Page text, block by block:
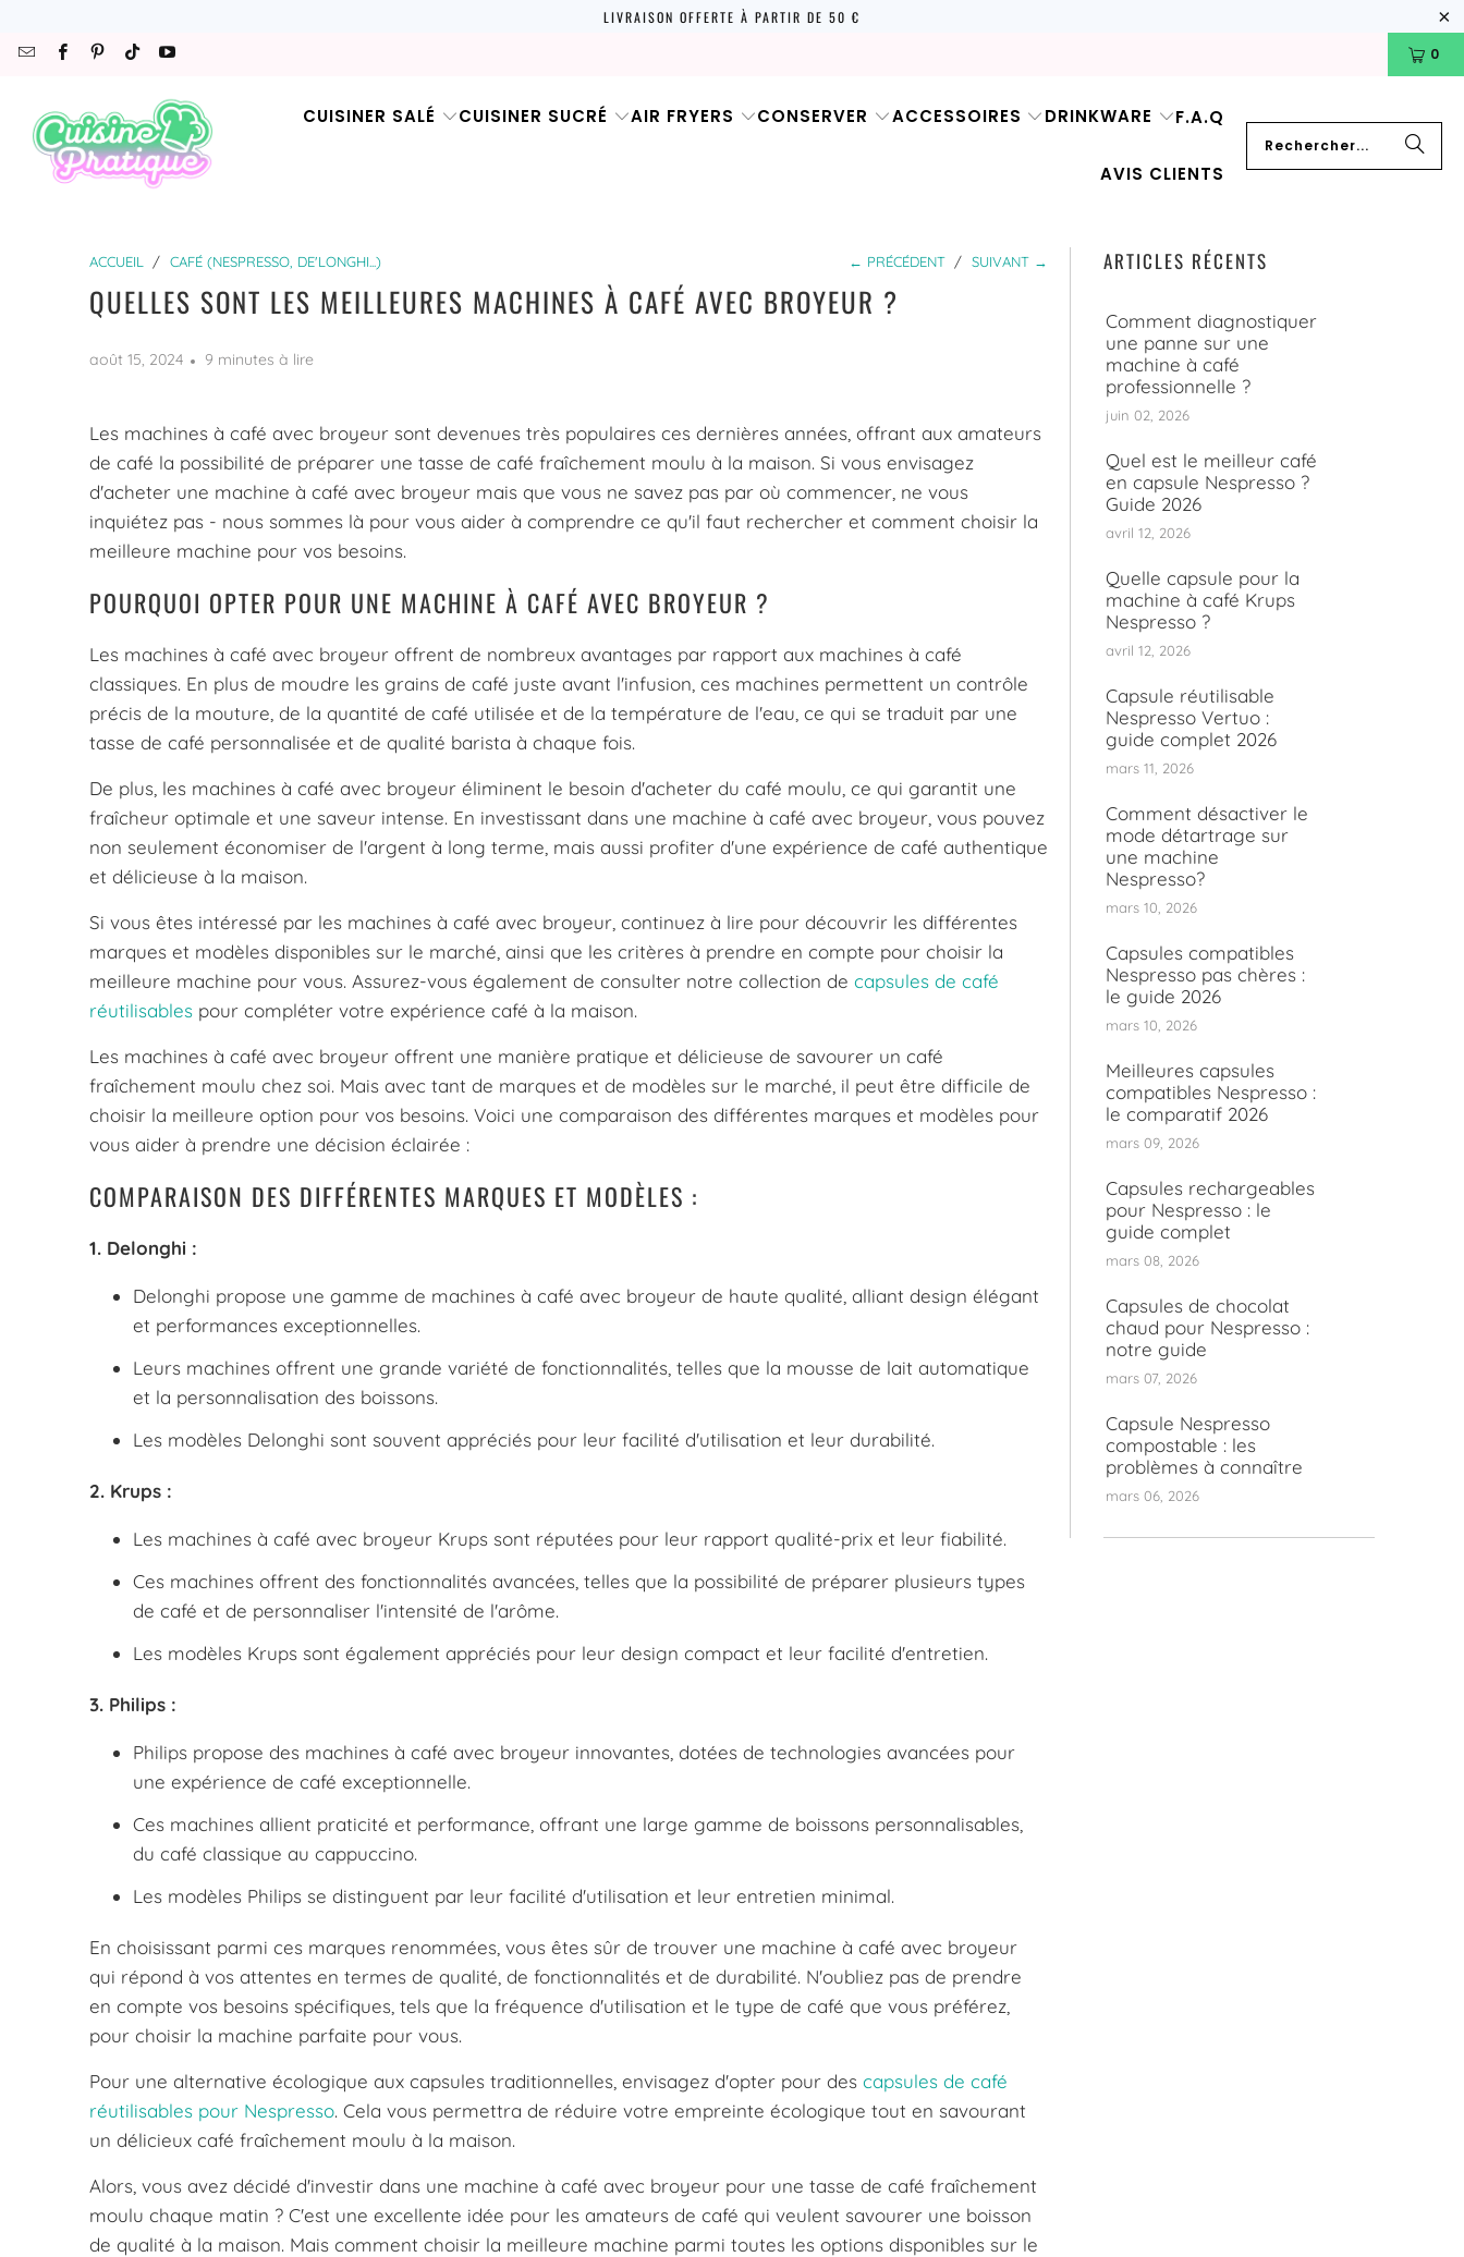
LIVRAISON OFFERTE À PARTIR DE 50 €
0
CUISINER SALÉ CUISINER SUCRÉ AIR FRYERS CONSERVER ACCESSOIRES DRINKWARE F.A.Q
AVIS CLIENTS
ACCUEIL / CAFÉ (NESPRESSO, DE'LONGHI...) ← PRÉCÉDENT / SUIVANT →
QUELLES SONT LES MEILLEURES MACHINES À CAFÉ AVEC BROYEUR ?
août 15, 2024 9 minutes à lire
Les machines à café avec broyeur sont devenues très populaires ces dernières années, offrant aux amateurs
de café la possibilité de préparer une tasse de café fraîchement moulu à la maison. Si vous envisagez
d'acheter une machine à café avec broyeur mais que vous ne savez pas par où commencer, ne vous
inquiétez pas - nous sommes là pour vous aider à comprendre ce qu'il faut rechercher et comment choisir la
meilleure machine pour vos besoins.
POURQUOI OPTER POUR UNE MACHINE À CAFÉ AVEC BROYEUR ?
Les machines à café avec broyeur offrent de nombreux avantages par rapport aux machines à café
classiques. En plus de moudre les grains de café juste avant l'infusion, ces machines permettent un contrôle
précis de la mouture, de la quantité de café utilisée et de la température de l'eau, ce qui se traduit par une
tasse de café personnalisée et de qualité barista à chaque fois.
De plus, les machines à café avec broyeur éliminent le besoin d'acheter du café moulu, ce qui garantit une
fraîcheur optimale et une saveur intense. En investissant dans une machine à café avec broyeur, vous pouvez
non seulement économiser de l'argent à long terme, mais aussi profiter d'une expérience de café authentique
et délicieuse à la maison.
Si vous êtes intéressé par les machines à café avec broyeur, continuez à lire pour découvrir les différentes
marques et modèles disponibles sur le marché, ainsi que les critères à prendre en compte pour choisir la
meilleure machine pour vous. Assurez-vous également de consulter notre collection de capsules de café
réutilisables pour compléter votre expérience café à la maison.
Les machines à café avec broyeur offrent une manière pratique et délicieuse de savourer un café
fraîchement moulu chez soi. Mais avec tant de marques et de modèles sur le marché, il peut être difficile de
choisir la meilleure option pour vos besoins. Voici une comparaison des différentes marques et modèles pour
vous aider à prendre une décision éclairée :
COMPARAISON DES DIFFÉRENTES MARQUES ET MODÈLES :
1. Delonghi :
Delonghi propose une gamme de machines à café avec broyeur de haute qualité, alliant design élégant
et performances exceptionnelles.
Leurs machines offrent une grande variété de fonctionnalités, telles que la mousse de lait automatique
et la personnalisation des boissons.
Les modèles Delonghi sont souvent appréciés pour leur facilité d'utilisation et leur durabilité.
2. Krups :
Les machines à café avec broyeur Krups sont réputées pour leur rapport qualité-prix et leur fiabilité.
Ces machines offrent des fonctionnalités avancées, telles que la possibilité de préparer plusieurs types
de café et de personnaliser l'intensité de l'arôme.
Les modèles Krups sont également appréciés pour leur design compact et leur facilité d'entretien.
3. Philips :
Philips propose des machines à café avec broyeur innovantes, dotées de technologies avancées pour
une expérience de café exceptionnelle.
Ces machines allient praticité et performance, offrant une large gamme de boissons personnalisables,
du café classique au cappuccino.
Les modèles Philips se distinguent par leur facilité d'utilisation et leur entretien minimal.
En choisissant parmi ces marques renommées, vous êtes sûr de trouver une machine à café avec broyeur
qui répond à vos attentes en termes de qualité, de fonctionnalités et de durabilité. N'oubliez pas de prendre
en compte vos besoins spécifiques, tels que la fréquence d'utilisation et le type de café que vous préférez,
pour choisir la machine parfaite pour vous.
Pour une alternative écologique aux capsules traditionnelles, envisagez d'opter pour des capsules de café
réutilisables pour Nespresso. Cela vous permettra de réduire votre empreinte écologique tout en savourant
un délicieux café fraîchement moulu à la maison.
Alors, vous avez décidé d'investir dans une machine à café avec broyeur pour une tasse de café fraîchement
moulu chaque matin ? C'est une excellente idée pour les amateurs de café qui veulent savourer une boisson
de qualité à la maison. Mais comment choisir la meilleure machine parmi toutes les options disponibles sur le
ARTICLES RÉCENTS
Comment diagnostiquer
une panne sur une
machine à café
professionnelle ?
juin 02, 2026
Quel est le meilleur café
en capsule Nespresso ?
Guide 2026
avril 12, 2026
Quelle capsule pour la
machine à café Krups
Nespresso ?
avril 12, 2026
Capsule réutilisable
Nespresso Vertuo :
guide complet 2026
mars 11, 2026
Comment désactiver le
mode détartrage sur
une machine
Nespresso?
mars 10, 2026
Capsules compatibles
Nespresso pas chères :
le guide 2026
mars 10, 2026
Meilleures capsules
compatibles Nespresso :
le comparatif 2026
mars 09, 2026
Capsules rechargeables
pour Nespresso : le
guide complet
mars 08, 2026
Capsules de chocolat
chaud pour Nespresso :
notre guide
mars 07, 2026
Capsule Nespresso
compostable : les
problèmes à connaître
mars 06, 2026